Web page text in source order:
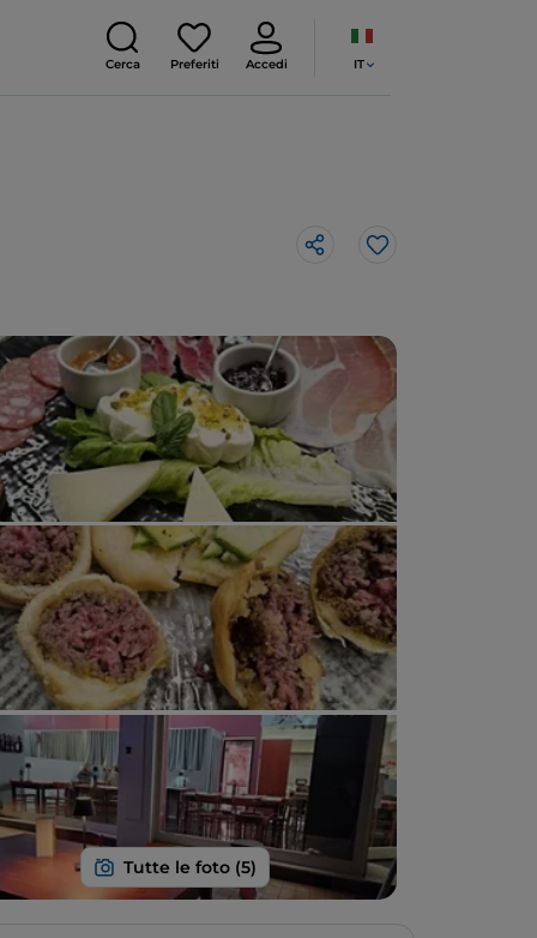
Cerca Preferiti Accedi IT
Like